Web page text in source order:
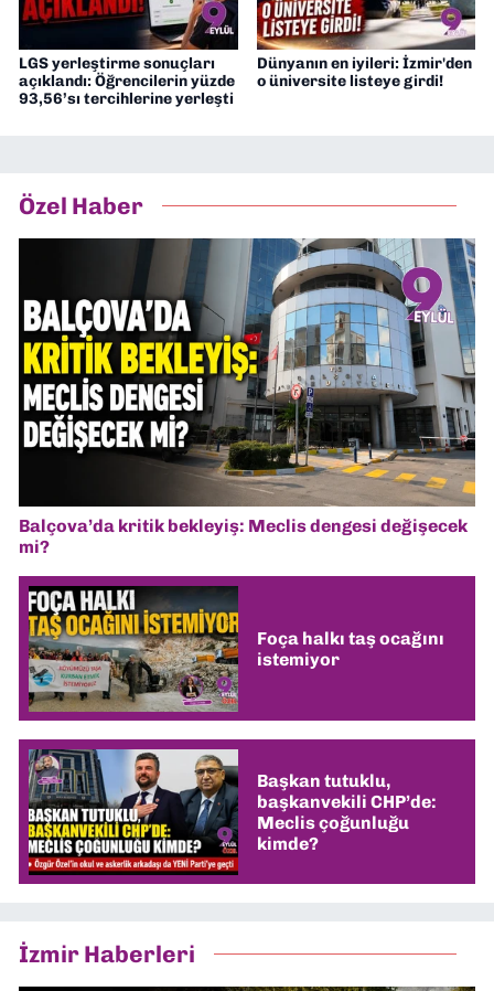
LGS yerleştirme sonuçları
açıklandı: Öğrencilerin yüzde
93,56’sı tercihlerine yerleşti
Dünyanın en iyileri: İzmir'den
o üniversite listeye girdi!
Özel Haber
Balçova’da kritik bekleyiş: Meclis dengesi değişecek
mi?
Foça halkı taş ocağını
istemiyor
Başkan tutuklu,
başkanvekili CHP’de:
Meclis çoğunluğu
kimde?
İzmir Haberleri